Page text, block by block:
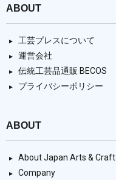
ABOUT
工芸プレスについて
運営会社
伝統工芸品通販 BECOS
プライバシーポリシー
ABOUT
About Japan Arts & Craft
Company